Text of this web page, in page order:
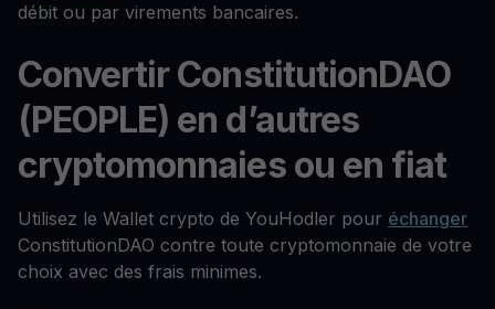
débit ou par virements bancaires.
Convertir ConstitutionDAO
(PEOPLE) en d’autres
cryptomonnaies ou en fiat
Utilisez le Wallet crypto de YouHodler pour échanger
ConstitutionDAO contre toute cryptomonnaie de votre
choix avec des frais minimes.